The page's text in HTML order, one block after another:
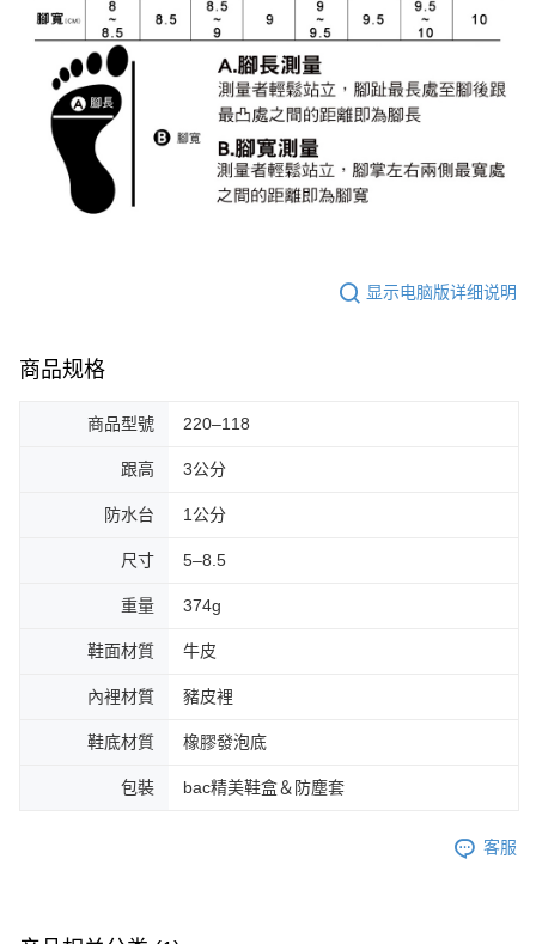
显示电脑版详细说明
商品规格
商品型號 220–118
跟高 3公分
防水台 1公分
尺寸 5–8.5
重量 374g
鞋面材質 牛皮
內裡材質 豬皮裡
鞋底材質 橡膠發泡底
包裝 bac精美鞋盒＆防塵套
客服